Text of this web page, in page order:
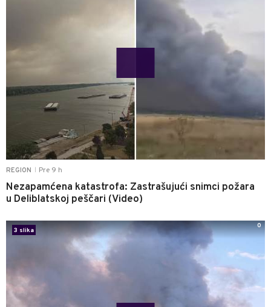
REGION Pre 9 h
Nezapamćena katastrofa: Zastrašujući snimci požara
u Deliblatskoj peščari (Video)
3 slika
0